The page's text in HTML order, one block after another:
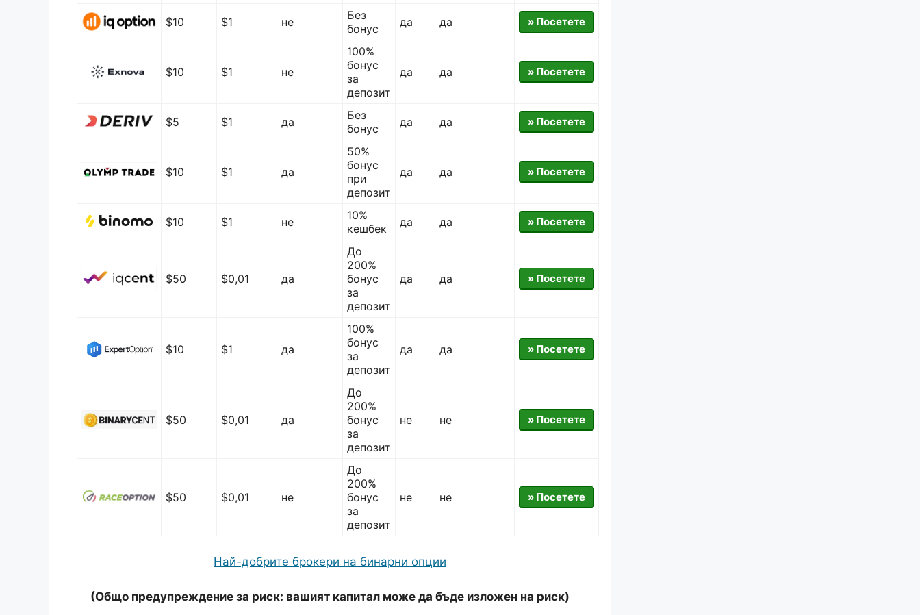
$10 $1 не
Без
бонус
да да » Посетете
$10 $1 не
100%
бонус
за
депозит
да да » Посетете
$5 $1 да
Без
бонус
да да » Посетете
$10 $1 да
50%
бонус
при
депозит
да да » Посетете
$10 $1 не
10%
кешбек
да да » Посетете
$50 $0,01 да
До
200%
бонус
за
депозит
да да » Посетете
$10 $1 да
100%
бонус
за
депозит
да да » Посетете
$50 $0,01 да
До
200%
бонус
за
депозит
не не » Посетете
$50 $0,01 не
До
200%
бонус
за
депозит
не не » Посетете
Най-добрите брокери на бинарни опции
(Общо предупреждение за риск: вашият капитал може да бъде изложен на риск)